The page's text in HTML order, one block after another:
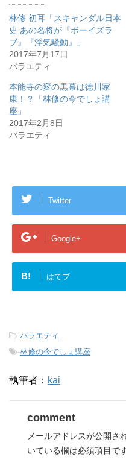
t
r
で
共
有
新
し
い
ィ
ン
ド
開
き
ま
す
る
に
は
ク
リ
ッ
ク
し
く
だ
さ
新
し
い
開
ま
)
+
で
共
有
(
ィ
ン
ド
林修 初耳「スキャンダル日本
史 あの名将が『ボーイズラ
ブ』『浮気騒動』」
2017年7月17日
バラエティ
本能寺の変の黒幕は徳川家
康！？「林修の今でしょ講
座」
2017年2月8日
バラエティ
Twitter
Google+
B! はてブ
-バラエティ
-林修の今でしょ講座
執筆者： kai
comment
メールアドレスが公開さ
いている欄は必須項目で